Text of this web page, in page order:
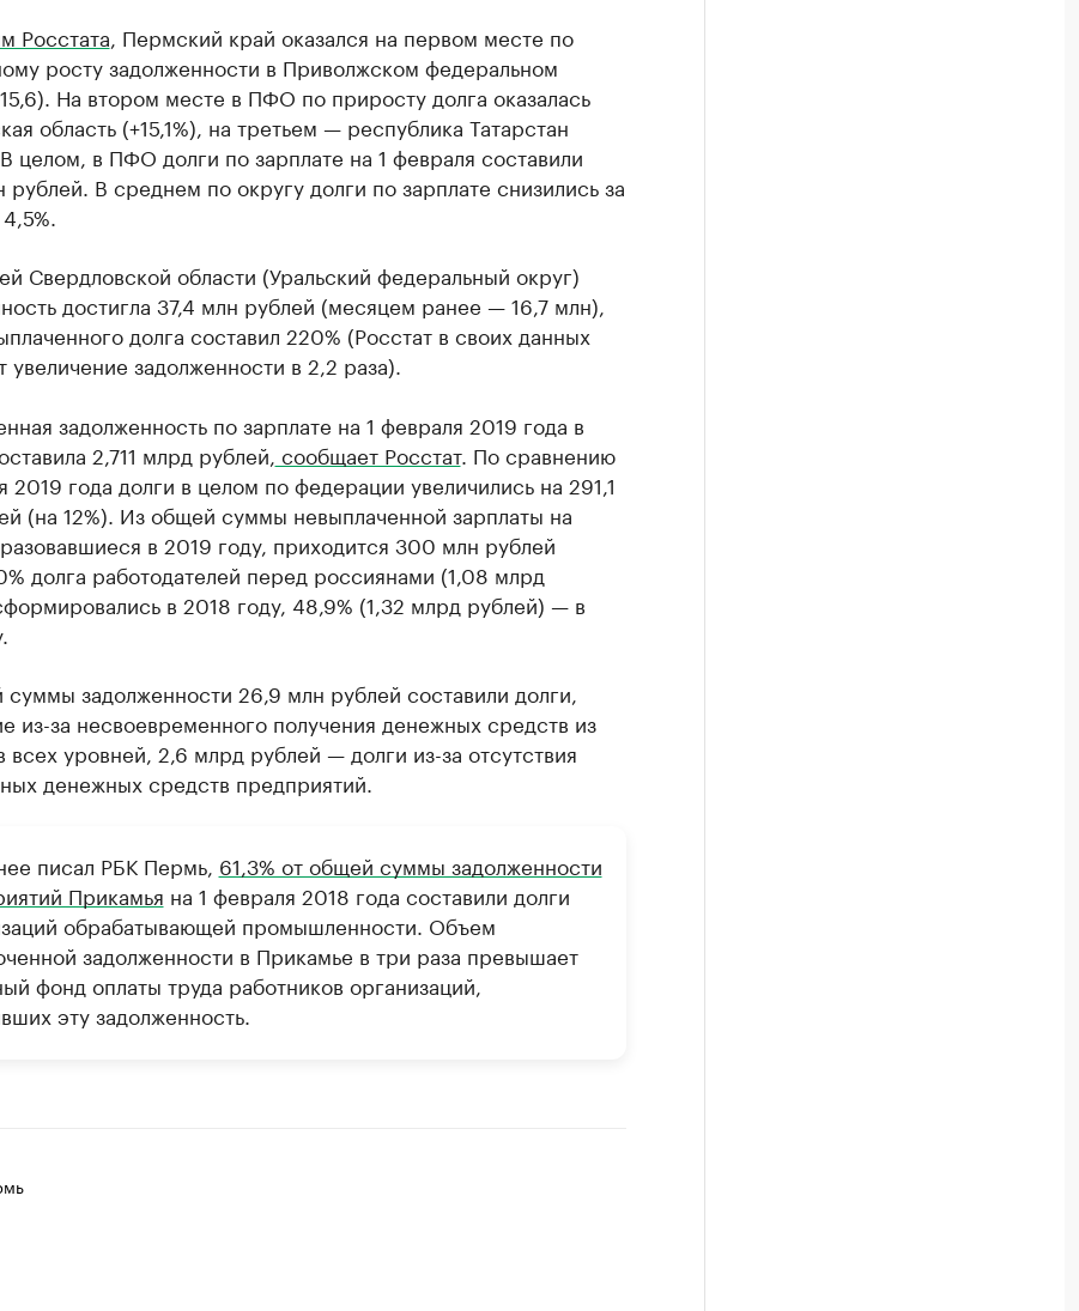
Росстата , Пермский край оказался на первом месте по
росту задолженности в Приволжском федеральном
На втором месте в ПФО по приросту долга оказалась
область (+15,1%), на третьем — республика Татарстан
целом, в ПФО долги по зарплате на 1 февраля составили
рублей. В среднем по округу долги по зарплате снизились за
Свердловской области (Уральский федеральный округ)
достигла 37,4 млн рублей (месяцем ранее — 16,7 млн),
долга составил 220% (Росстат в своих данных
увеличение задолженности в 2,2 раза).
задолженность по зарплате на 1 февраля 2019 года в
2,711 млрд рублей, сообщает Росстат. По сравнению
2019 года долги в целом по федерации увеличились на 291,1
(на 12%). Из общей суммы невыплаченной зарплаты на
в 2019 году, приходится 300 млн рублей
долга работодателей перед россиянами (1,08 млрд
в 2018 году, 48,9% (1,32 млрд рублей) — в
задолженности 26,9 млн рублей составили долги,
из-за несвоевременного получения денежных средств из
всех уровней, 2,6 млрд рублей — долги из-за отсутствия
денежных средств предприятий.
писал РБК Пермь, 61,3% от общей суммы задолженности
Прикамья на 1 февраля 2018 года составили долги
обрабатывающей промышленности. Объем
задолженности в Прикамье в три раза превышает
фонд оплаты труда работников организаций,
эту задолженность.